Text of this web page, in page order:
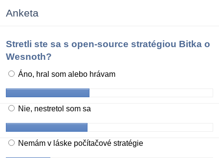
Anketa
Stretli ste sa s open-source stratégiou Bitka o
Wesnoth?
Áno, hral som alebo hrávam
Nie, nestretol som sa
Nemám v láske počítačové stratégie